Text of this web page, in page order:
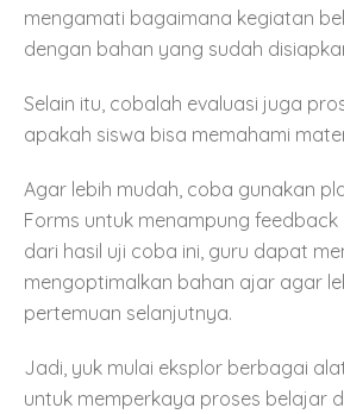
mengamati bagaimana kegiatan
dengan bahan yang sudah
Selain itu, cobalah evaluasi juga
apakah siswa bisa memahami
Agar lebih mudah, coba gunakan
Forms untuk menampung feedback
dari hasil uji coba ini, guru dapat
mengoptimalkan bahan ajar agar
pertemuan selanjutnya.
Jadi, yuk mulai eksplor berbagai
untuk memperkaya proses belajar